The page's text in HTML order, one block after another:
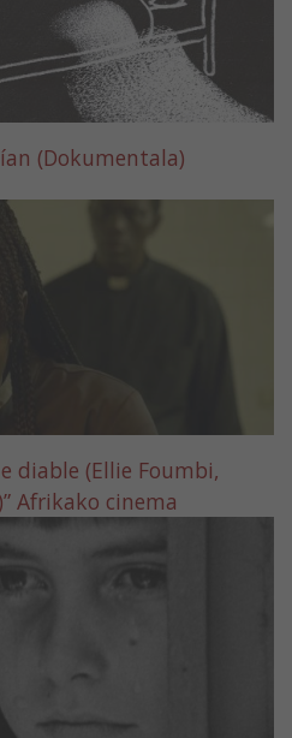
(Dokumentala)
diable (Ellie Foumbi,
Afrikako cinema